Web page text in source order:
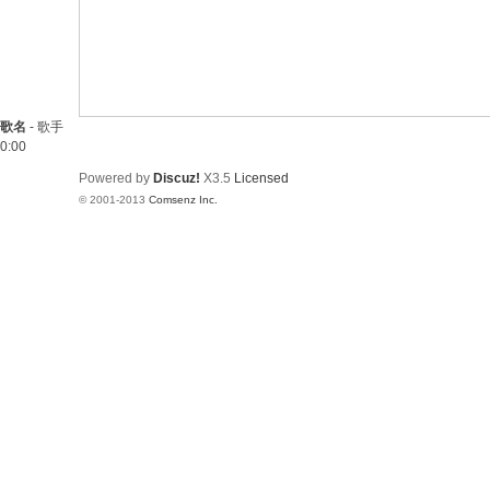
歌名 - 歌手
0:00
Powered by Discuz! X3.5 Licensed
© 2001-2013 Comsenz Inc.